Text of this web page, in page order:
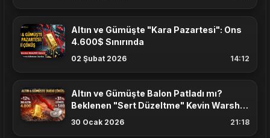
Altın ve Gümüşte "Kara Pazartesi": Ons
4.600$ Sınırında
02 Şubat 2026 14:12
Altın ve Gümüşte Balon Patladı mı?
Beklenen "Sert Düzeltme" Kevin Warsh
Haberiyle Geldi
30 Ocak 2026 21:18